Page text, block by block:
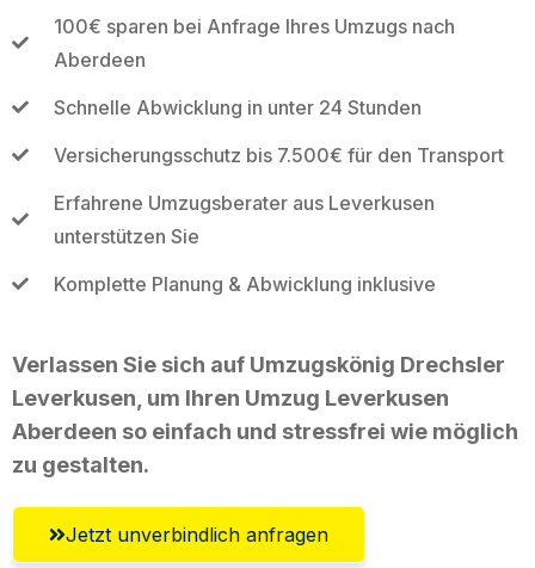
100€ sparen bei Anfrage Ihres Umzugs nach
Aberdeen
Schnelle Abwicklung in unter 24 Stunden
Versicherungsschutz bis 7.500€ für den Transport
Erfahrene Umzugsberater aus Leverkusen
unterstützen Sie
Komplette Planung & Abwicklung inklusive
Verlassen Sie sich auf Umzugskönig Drechsler
Leverkusen, um Ihren Umzug Leverkusen
Aberdeen so einfach und stressfrei wie möglich
zu gestalten.
Jetzt unverbindlich anfragen